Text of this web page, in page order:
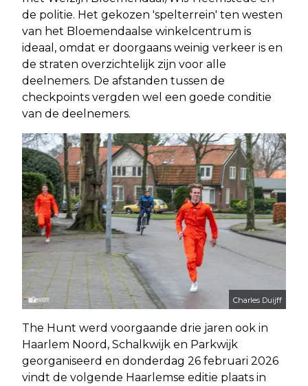
de politie. Het gekozen 'spelterrein' ten westen
van het Bloemendaalse winkelcentrum is
ideaal, omdat er doorgaans weinig verkeer is en
de straten overzichtelijk zijn voor alle
deelnemers. De afstanden tussen de
checkpoints vergden wel een goede conditie
van de deelnemers.
Charles Duijff
The Hunt werd voorgaande drie jaren ook in
Haarlem Noord, Schalkwijk en Parkwijk
georganiseerd en donderdag 26 februari 2026
vindt de volgende Haarlemse editie plaats in